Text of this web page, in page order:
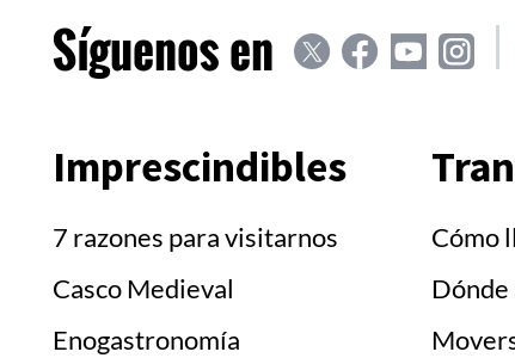
Síguenos en
Ir
Twitter'
Ir
Facebook'
Ir
Youtube'
Ir
Imprescindibles
7 razones para visitarnos
Casco Medieval
Enogastronomía
Cómo
Dónde